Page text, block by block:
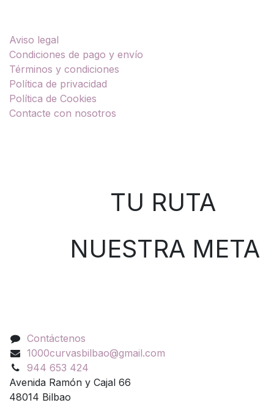
Aviso legal
Condiciones de pago y envío
Términos y condiciones
Política de privacidad
Política de Cookies
Contacte con nosotros
TU RUTA
NUESTRA META
Contáctenos
1000curvasbilbao@gmail.com
944 653 424
Avenida Ramón y Cajal 66
48014 Bilbao